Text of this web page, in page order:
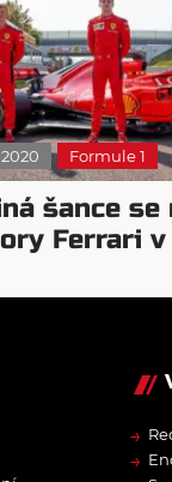
Formule 1
šance
Ferrari v
→
→